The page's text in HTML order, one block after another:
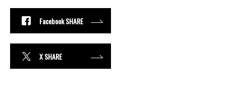
Facebook SHARE
X SHARE